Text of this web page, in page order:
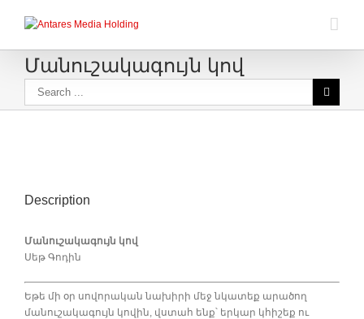
Մանուշակագույն կով
Description
Մանուշակագույն կով
Սեթ Գոդին
Եթե մի օր սովորական նախիրի մեջ նկատեք արածող
մանուշակագույն կովին, վստահ ենք՝ երկար կհիշեք ու